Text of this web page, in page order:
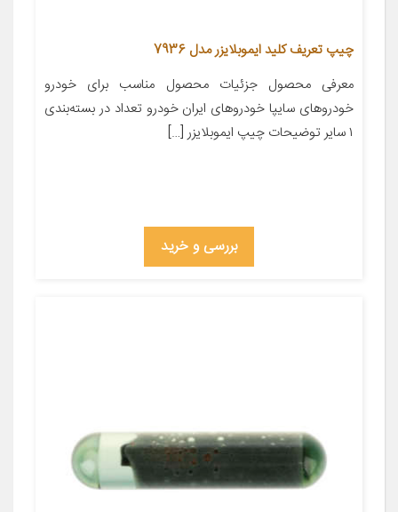
چیپ تعریف کلید ایموبلایزر مدل 7936
معرفی محصول جزئیات محصول مناسب برای خودرو
خودروهای سایپا خودروهای ایران خودرو تعداد در بسته‌بندی
۱ سایر توضیحات چیپ ایموبلایزر […]
بررسی و خرید